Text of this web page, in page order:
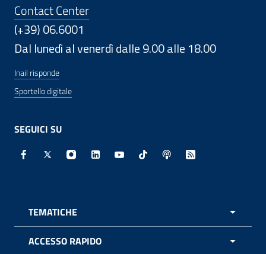
Contact Center
(+39) 06.6001
Dal lunedì al venerdì dalle 9.00 alle 18.00
Inail risponde
Sportello digitale
SEGUICI SU
Facebook - Sito esterno - Apertura in nuova finestra
X - Sito esterno - Apertura in nuova finestra
Instagram - Sito esterno - Apertura in
Linkedin - Sito esterno - Apertura in
Youtube - Sito esterno -
TikTok - Sito esterno -
Spreaker - Sito
Feed RSS -
TEMATICHE
ACCESSO RAPIDO